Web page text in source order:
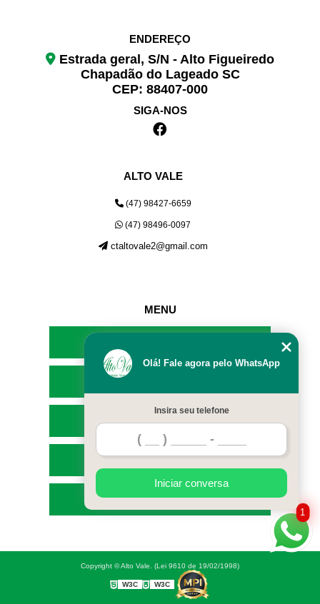
ENDEREÇO
Estrada geral, S/N - Alto Figueiredo
Chapadão do Lageado SC
CEP: 88407-000
SIGA-NOS
ALTO VALE
(47) 98427-6659
(47) 98496-0097
ctaltovale2@gmail.com
MENU
SERVIÇOS
MAPA DO SITE
Copyright © Alto Vale. (Lei 9610 de 19/02/1998)
W3C W3C
1
Olá! Fale agora pelo WhatsApp
Insira seu telefone
Iniciar conversa